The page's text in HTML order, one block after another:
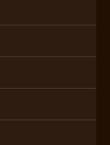
指針